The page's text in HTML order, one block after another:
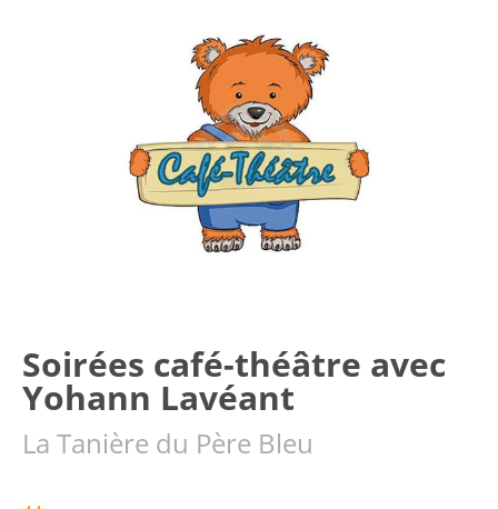
Soirées café-théâtre avec
Yohann Lavéant
La Tanière du Père Bleu